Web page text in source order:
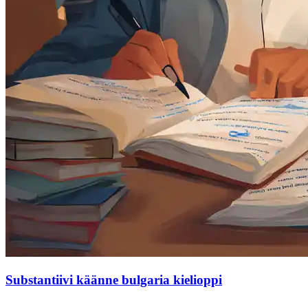
Substantiivi käänne bulgaria kielioppi